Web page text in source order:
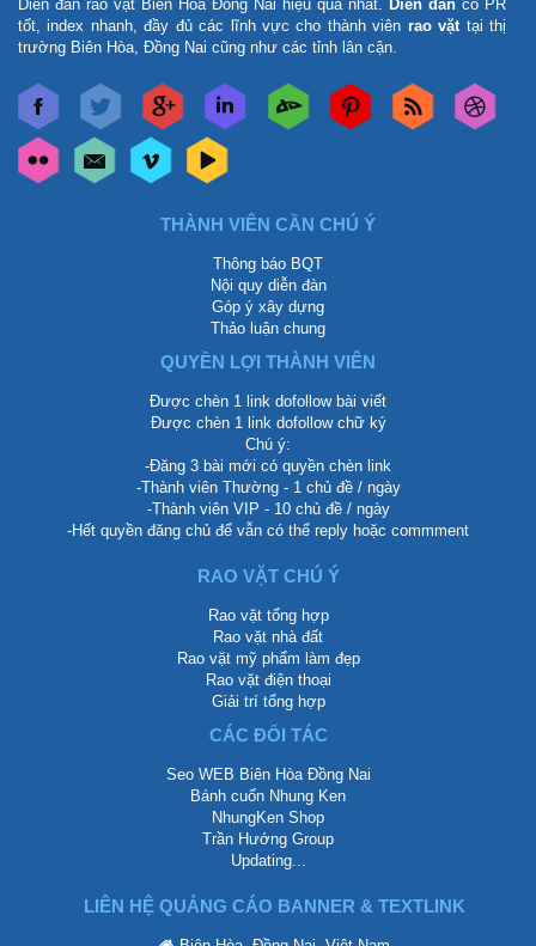
Diễn đàn rao vặt Biên Hòa Đồng Nai hiệu quả nhất. Diễn đàn có PR
tốt, index nhanh, đầy đủ các lĩnh vực cho thành viên rao vặttại thị
trường Biên Hòa, Đồng Nai cũng như các tỉnh lân cận.
THÀNH VIÊN CẦN CHÚ Ý
Thông báo BQT
Nội quy diễn đàn
Góp ý xây dựng
Thảo luận chung
QUYỀN LỢI THÀNH VIÊN
Được chèn 1 link dofollow bài viết
Được chèn 1 link dofollow chữ ký
Chú ý:
-Đăng 3 bài mới có quyền chèn link
-Thành viên Thường - 1 chủ đề / ngày
-Thành viên VIP - 10 chủ đề / ngày
-Hết quyền đăng chủ để vẫn có thể reply hoặc commment
RAO VẶT CHÚ Ý
Rao vặt tổng hợp
Rao vặt nhà đất
Rao vặt mỹ phẩm làm đẹp
Rao vặt điện thoại
Giải trí tổng hợp
CÁC ĐỐI TÁC
Seo WEB Biên Hòa Đồng Nai
Bánh cuốn Nhung Ken
NhungKen Shop
Trần Hướng Group
Updating...
LIÊN HỆ QUẢNG CÁO BANNER & TEXTLINK